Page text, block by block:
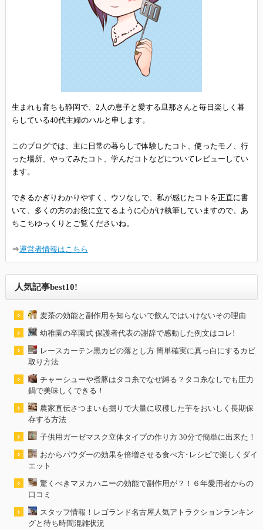
生まれも育ちも静岡で、2人の息子と愛する旦那さんと毎日楽しく暮
らしている40代主婦のハルと申します。
このブログでは、主に日常の暮らしで体験したコト、使ったモノ、行
った場所、やってみたコト、学んだコトなどについてレビューしてい
ます。
できるかぎりわかりやすく、ウソなしで、私が感じたコトを正直に書
いて、多くの方のお役に立てるように心がけ執筆していますので、あ
ちこちゆっくりとご覧くださいね。
⇒運営者情報はこちら
人気記事best10!
麦茶の効能と副作用を知らないで飲んではいけないその理由
幼稚園の卒園式 保護者代表の謝辞で感動した例文はコレ!
レースカーテン黒カビの落とし方 簡単確実に真っ白にするカビ
取り方法
チャーシューや煮豚はタコ糸でなぜ縛る？タコ糸なしでも圧力
鍋で美味しくできる！
農家直伝さつまいも掘りで大量に収穫した芋をおいしく長期保
存する方法
子供用ガーゼマスク立体タイプの作り方 30分で簡単に出来た！
おからパウダーの効果を倍増させる食べ方･レシピで楽しくダイ
エット
驚くべきマヌカハニーの効能で副作用が？！６年愛用者からの
口コミ
スタッフ情報！レゴランド名古屋人気アトラクションランキン
グと待ち時間混雑状況